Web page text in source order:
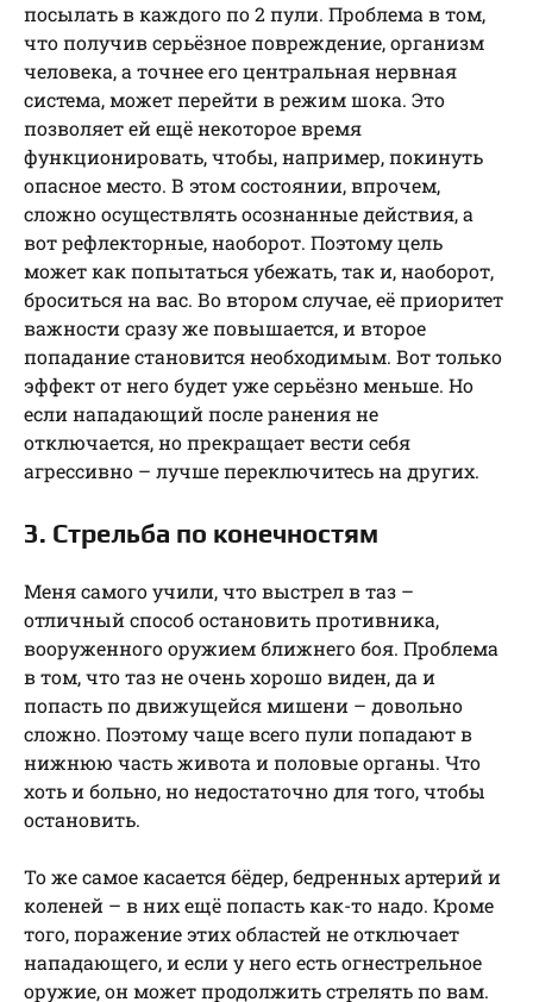
посылать в каждого по 2 пули. Проблема в том,
что получив серьёзное повреждение, организм
человека, а точнее его центральная нервная
система, может перейти в режим шока. Это
позволяет ей ещё некоторое время
функционировать, чтобы, например, покинуть
опасное место. В этом состоянии, впрочем,
сложно осуществлять осознанные действия, а
вот рефлекторные, наоборот. Поэтому цель
может как попытаться убежать, так и, наоборот,
броситься на вас. Во втором случае, её приоритет
важности сразу же повышается, и второе
попадание становится необходимым. Вот только
эффект от него будет уже серьёзно меньше. Но
если нападающий после ранения не
отключается, но прекращает вести себя
агрессивно – лучше переключитесь на других.
3. Стрельба по конечностям
Меня самого учили, что выстрел в таз –
отличный способ остановить противника,
вооруженного оружием ближнего боя. Проблема
в том, что таз не очень хорошо виден, да и
попасть по движущейся мишени – довольно
сложно. Поэтому чаще всего пули попадают в
нижнюю часть живота и половые органы. Что
хоть и больно, но недостаточно для того, чтобы
остановить.
То же самое касается бёдер, бедренных артерий и
коленей – в них ещё попасть как-то надо. Кроме
того, поражение этих областей не отключает
нападающего, и если у него есть огнестрельное
оружие, он может продолжить стрелять по вам.